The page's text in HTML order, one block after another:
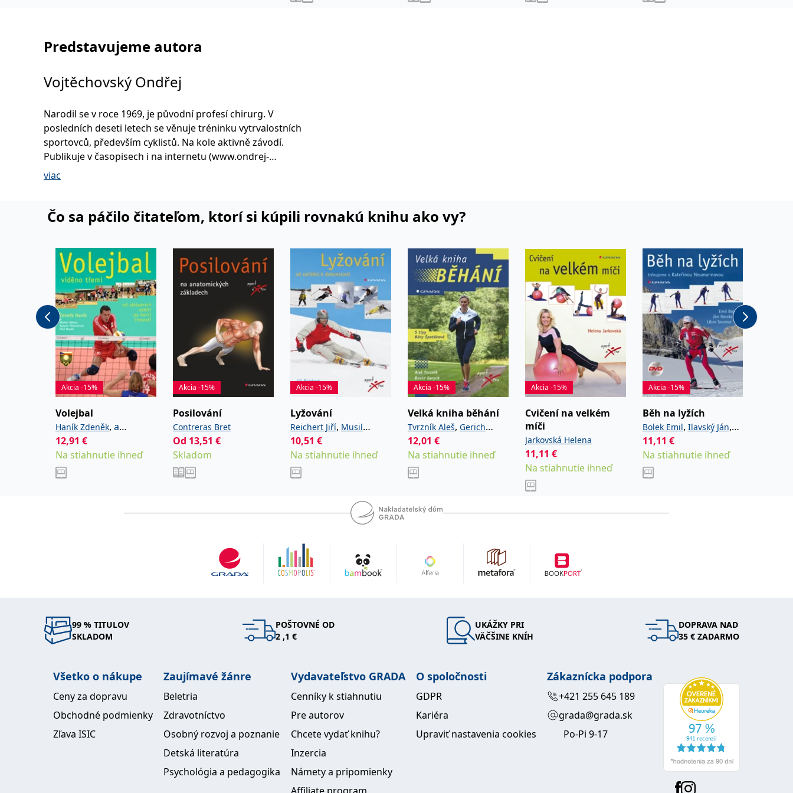
Predstavujeme autora
Vojtěchovský Ondřej
Narodil se v roce 1969, je původní profesí chirurg. V
posledních deseti letech se věnuje tréninku vytrvalostních
sportovců, především cyklistů. Na kole aktivně závodí.
Publikuje v časopisech i na internetu (www.ondrej-
vojtechovsky.cz). Založil a provozuje internetový tréninkový
viac
Čo sa páčilo čitateľom, ktorí si kúpili rovnakú knihu ako vy?
Akcia -15%
Volejbal
Haník Zdeněk, a
kolektiv
12,91 €
Na stiahnutie ihneď
Akcia -15%
Posilování
Contreras Bret
Od 13,51 €
Skladom
Akcia -15%
Lyžování
Reichert Jiří, Musil
Dalibor
10,51 €
Na stiahnutie ihneď
Akcia -15%
Velká kniha běhání
Tvrzník Aleš, Gerich
David
12,01 €
Na stiahnutie ihneď
Akcia -15%
Cvičení na velkém
míči
Jarkovská Helena
11,11 €
Na stiahnutie ihneď
Akcia -15%
Běh na lyžích
Bolek Emil, Ilavský Ján,
Soumar Libor
11,11 €
Na stiahnutie ihneď
99 % TITULOV
SKLADOM
POŠTOVNÉ OD
2 ,1 €
UKÁŽKY PRI
VÄČŠINE KNÍH
DOPRAVA NAD
35 € ZADARMO
Všetko o nákupe
Ceny za dopravu
Obchodné podmienky
Zľava ISIC
Zaujímavé žánre
Beletria
Zdravotníctvo
Osobný rozvoj a poznanie
Detská literatúra
Psychológia a pedagogika
Vydavateľstvo GRADA
Cenníky k stiahnutiu
Pre autorov
Chcete vydať knihu?
Inzercia
Námety a pripomienky
O spoločnosti
GDPR
Kariéra
Upraviť nastavenia cookies
Zákaznícka podpora
+421 255 645 189
grada@grada.sk
Po-Pi 9-17